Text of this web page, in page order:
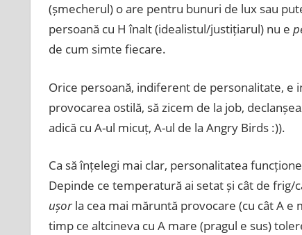
(șmecherul) o are pentru bunuri de lux sau
persoană cu H înalt (idealistul/justițiarul) nu e
de cum simte fiecare.
Orice persoană, indiferent de personalitate, e
provocarea ostilă, să zicem de la job,
adică cu A-ul micuț, A-ul de la Angry Birds :)).
Ca să înțelegi mai clar, personalitatea
Depinde ce temperatură ai setat și cât de frig/
ușorla cea mai măruntă provocare (cu cât A e
timp ce altcineva cu A mare (pragul e sus)